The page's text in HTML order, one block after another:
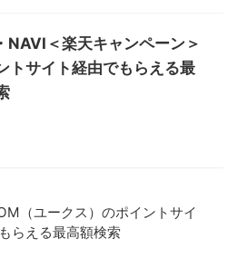
いくつかあったのですが、その内容
当か」「リスクはどのあたりにある
してもらえました。自分では気づか
修繕費がかかる可能性なども具体的
も参考になりました。 担当の方もフ
引な勧誘なども一切ありませんでし
NAVI＜楽天キャンペーン＞
トサイト経由でもらえる最
（ユークス）のポイントサイ
らえる最高額検索